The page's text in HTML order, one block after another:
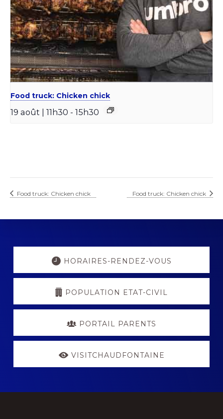
Food truck: Chicken chick
19 août | 11h30 - 15h30
Food truck: Chicken chick Food truck: Chicken chick
Explore
HORAIRES-RENDEZ-VOUS
POPULATION ETAT-CIVIL
PORTAIL PARENTS
VISITCHAUDFONTAINE